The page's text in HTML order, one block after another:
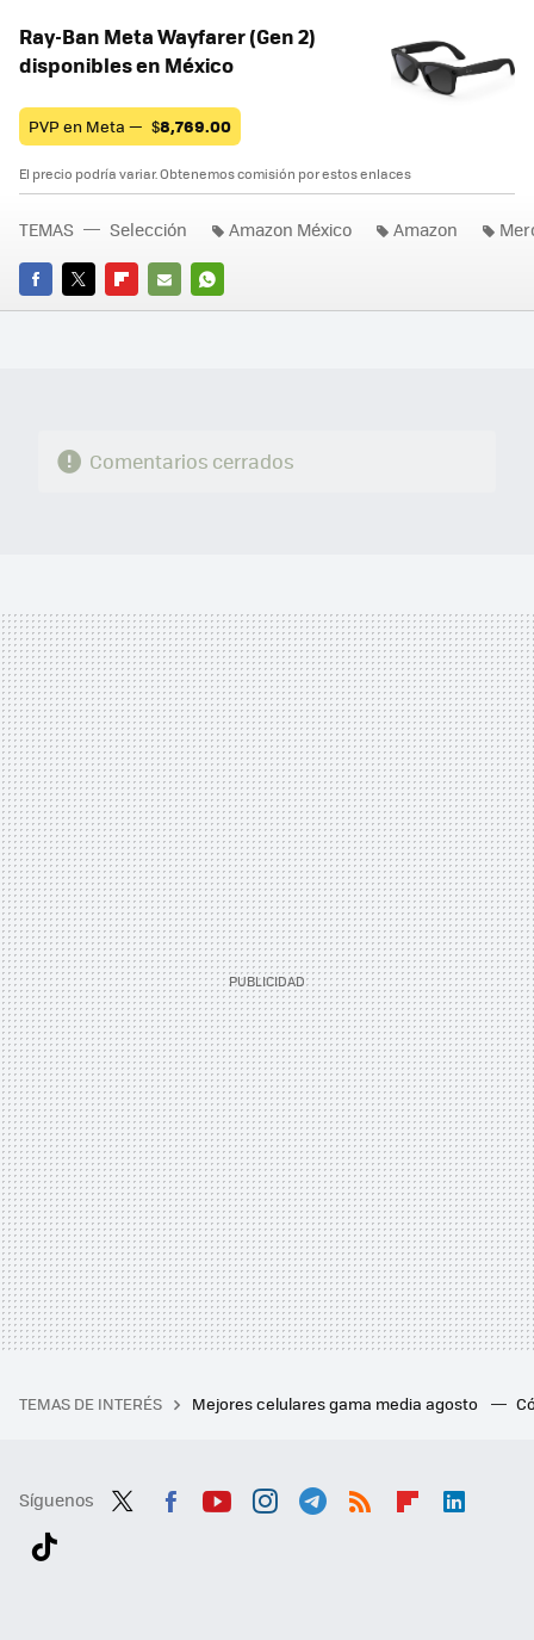
Ray-Ban Meta Wayfarer (Gen 2)
disponibles en México
PVP en Meta — $8,769.00
El precio podría variar. Obtenemos comisión por estos enlaces
FACEBOOK
TWITTERFLIPBOARD
E-
WHATSAPP
TEMAS Selección Amazon México Amazon
Comentarios cerrados
TEMAS DE INTERÉS Mejores celulares gama media agosto
Síguenos